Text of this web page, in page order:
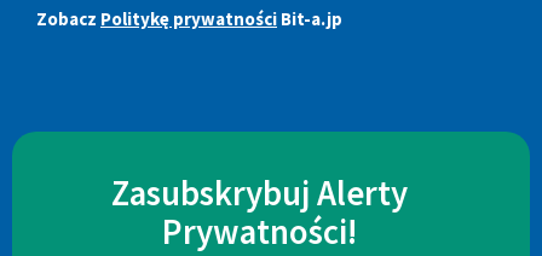
Zobacz Politykę prywatności Bit-a.jp
Zasubskrybuj Alerty
Prywatności!